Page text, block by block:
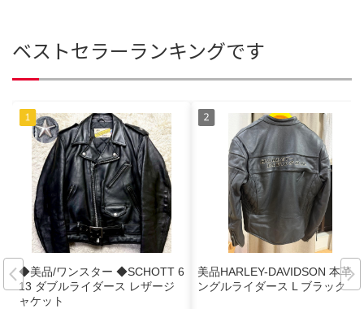
ベストセラーランキングです
◆美品/ワンスター ◆SCHOTT 6
13 ダブルライダース レザージ
ャケット
美品HARLEY-DAVIDSON 本革シ
ングルライダース L ブラック